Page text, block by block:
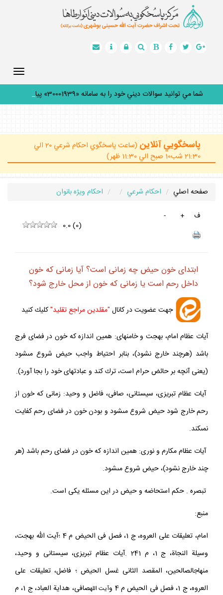
شما مي توانيد سوالات ديني خود را به سامانه «30001939» پيامك
پاسخگويي آنلاين
(ساعت پاسخگوي احكام شرعي 20 الي
21:30 شب10 صبح الي 11:30 ظهر)
صفحه اصلي احكام شرعي
احكام ويژه بانوان
ف
+
-
0.0(0)
ابتداى خون حيض چه زمانى است؟ آيا زمانى كه خون
داخل رحم است يا زمانى كه خون از محل خارج شود؟
جهت عضويت در كانال "مقلدين مراجع تقليد"كليك كنيد
آيات عظام امام، بهجت و خامنه‏اى: همين اندازه كه خون در فضاى فرج
باشد (هرچند خارج نشود)، بنابر احتياط واجب حيض شروع مى‏شود
(يعنى آنچه بر حائض حرام است، ترك كند و عبادت‏هاى خود را بجا آورد).
آيات عظام تبريزى، سيستانى، صافى، فاضل و وحيد: زمانى كه خون از
رحم خارج شود حيض شروع مى‏شود و بودن خون در فضاى رحم كفايت
نمى‏كند.
آيات عظام مكارم و نورى: همين اندازه كه خون در فضاى رحم باشد (هر
چند خارج نشود)، حيض شروع مى‏شود.
تبصره . حكم استحاضه و حيض در اين مسئله يكى است.
منبع:
امام، تعليقات على العروه، ج 1، فصل فى الحيض م 4 ؛آيت الله بهجت،
وسيلة النجاة، ج 1، م 241 .آيات عظام تبريزى، سيستانى و وحيد،
منهاج‏الصالحين، المقصد الثانى غسل الحيض ؛ فاضل، تعليقات على
العروه، ج 1، فصل فى الحيض م 4 و
آيت الله
صافى، هداية العباد، ج 1، م